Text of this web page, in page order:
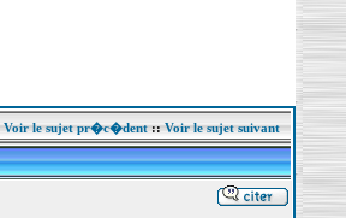
Voir le sujet pr�c�dent::Voir le sujet suivant